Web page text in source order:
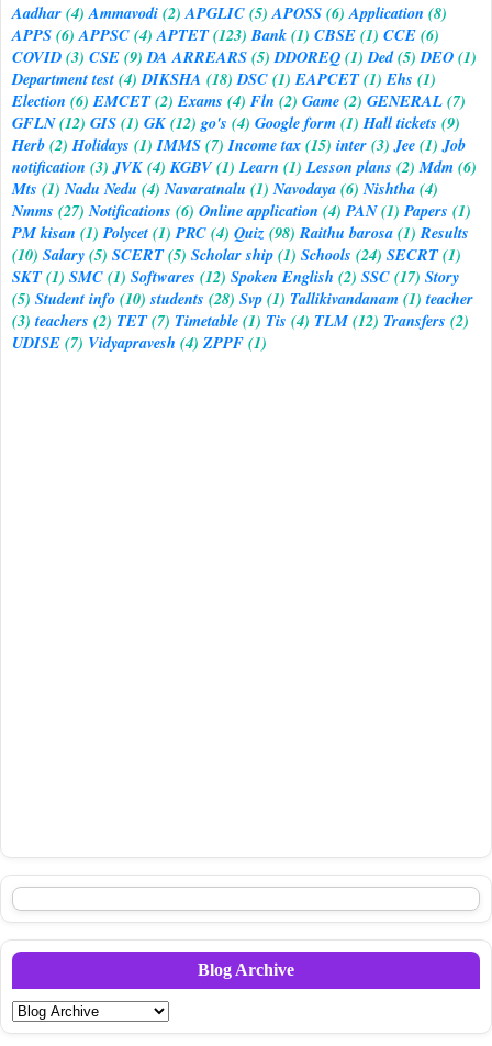
Aadhar(4) Ammavodi(2) APGLIC(5) APOSS(6) Application (8)
APPS(6) APPSC(4) APTET(123) Bank(1) CBSE(1) CCE(6)
COVID(3) CSE(9) DA ARREARS(5) DDOREQ(1) Ded(5) DEO(1)
Department test(4) DIKSHA (18) DSC(1) EAPCET(1) Ehs (1)
Election (6) EMCET(2) Exams (4) Fln (2) Game(2) GENERAL(7)
GFLN(12) GIS(1) GK(12) go's (4) Google form(1) Hall tickets (9)
Herb(2) Holidays (1) IMMS(7) Income tax(15) inter(3) Jee(1) Job
notification (3) JVK(4) KGBV(1) Learn (1) Lesson plans (2) Mdm(6)
Mts (1) Nadu Nedu (4) Navaratnalu (1) Navodaya(6) Nishtha(4)
Nmms (27) Notifications (6) Online application (4) PAN(1) Papers (1)
PM kisan (1) Polycet(1) PRC(4) Quiz(98) Raithu barosa(1) Results
(10) Salary(5) SCERT(5) Scholar ship(1) Schools (24) SECRT(1)
SKT(1) SMC(1) Softwares (12) Spoken English (2) SSC(17) Story
(5) Student info(10) students (28) Svp(1) Tallikivandanam(1) teacher
(3) teachers (2) TET(7) Timetable(1) Tis (4) TLM(12) Transfers (2)
UDISE(7) Vidyapravesh (4) ZPPF(1)
Blog Archive